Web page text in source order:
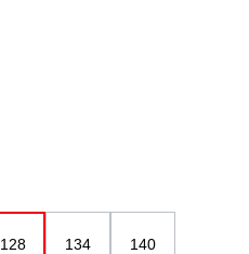
128 134 140